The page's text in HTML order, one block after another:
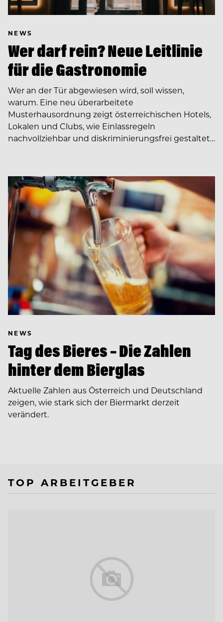
NEWS
Wer darf rein? Neue Leitlinie
für die Gastronomie
Wer an der Tür abgewiesen wird, soll wissen,
warum. Eine neu überarbeitete
Musterhausordnung zeigt österreichischen Hotels,
Lokalen und Clubs, wie Einlassregeln
nachvollziehbar und diskriminierungsfrei gestaltet…
NEWS
Tag des Bieres – Die Zahlen
hinter dem Bierglas
Aktuelle Zahlen aus Österreich und Deutschland
zeigen, wie stark sich der Biermarkt derzeit
verändert.
TOP ARBEITGEBER